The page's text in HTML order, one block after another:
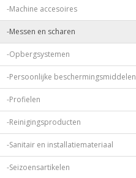
-Machine accesoires
-Messen en scharen
-Opbergsystemen
-Persoonlijke beschermingsmiddelen
-Profielen
-Reinigingsproducten
-Sanitair en installatiemateriaal
-Seizoensartikelen